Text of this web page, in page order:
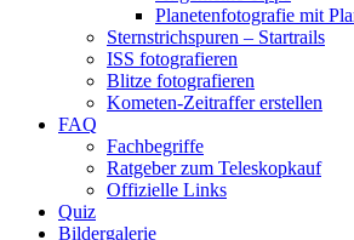
Planetenfotografie mit
Sternstrichspuren – Startrails
ISS fotografieren
Blitze fotografieren
Kometen-Zeitraffer erstellen
FAQ
Fachbegriffe
Ratgeber zum Teleskopkauf
Offizielle Links
Quiz
Bildergalerie